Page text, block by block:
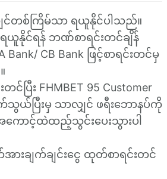
င်တစ်ကြိမ်သာ ရယူနိုင်ပါသည်။
ယူနိုင်ရန် ဘဏ်စာရင်းတင်ချိန်
Bank/ CB Bank ဖြင့်စာရင်းတင်မှ
င်ပြီး FHMBET 95 Customer
သွယ်ပြီးမှ သာလျှင် ဖရီးဘောနပ်ကို
ကောင့်ထဲထည့်သွင်းပေးသွားပါ
အားချက်ချင်းငွေ ထုတ်စာရင်းတင်